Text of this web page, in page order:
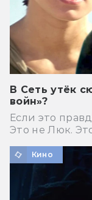
В Сеть утёк
войн»?
Если это
Это не Люк.
Кино